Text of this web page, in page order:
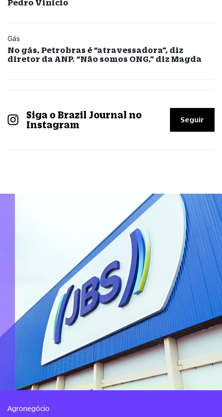
Pedro Vinicio
Gás
No gás, Petrobras é “atravessadora”, diz
diretor da ANP. “Não somos ONG,” diz Magda
Siga o Brazil Journal no
Instagram
Seguir
Agronegócio